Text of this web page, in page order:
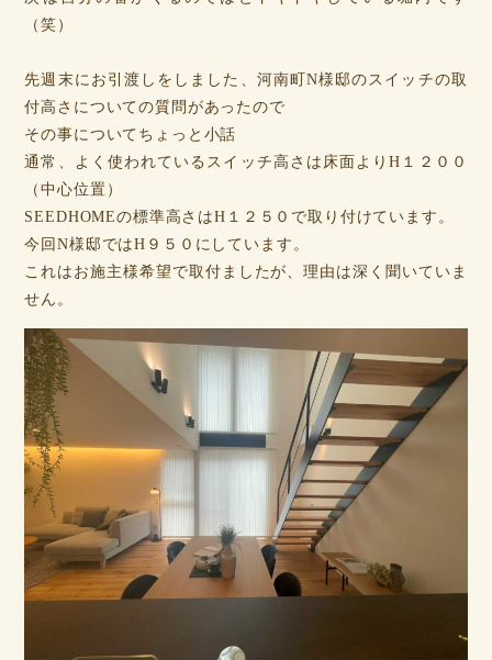
（笑）
先週末にお引渡しをしました、河南町N様邸のスイッチの取
付高さについての質問があったので
その事についてちょっと小話
通常、よく使われているスイッチ高さは床面よりH１２００
（中心位置）
SEEDHOMEの標準高さはH１２５０で取り付けています。
今回N様邸ではH９５０にしています。
これはお施主様希望で取付ましたが、理由は深く聞いていま
せん。